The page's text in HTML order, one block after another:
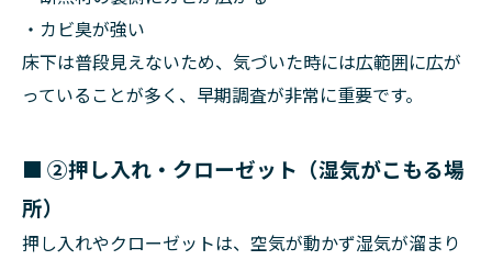
・カビ臭が強い
床下は普段見えないため、気づいた時には広範囲に広が
っていることが多く、早期調査が非常に重要です。
■ ②押し入れ・クローゼット（湿気がこもる場
所）
押し入れやクローゼットは、空気が動かず湿気が溜まり